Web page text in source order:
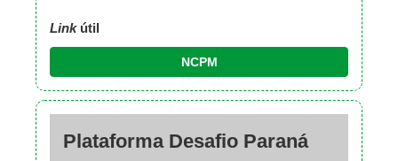
Linkútil
NCPM
Plataforma Desafio Paraná